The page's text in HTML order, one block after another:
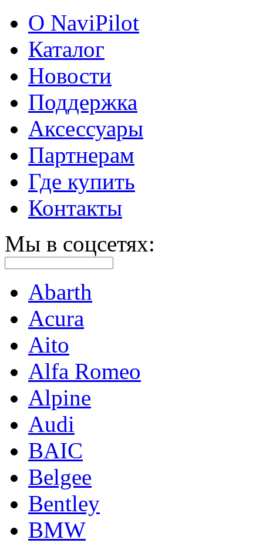
О NaviPilot
Каталог
Новости
Поддержка
Аксессуары
Партнерам
Где купить
Контакты
Мы в соцсетях:
Abarth
Acura
Aito
Alfa Romeo
Alpine
Audi
BAIC
Belgee
Bentley
BMW